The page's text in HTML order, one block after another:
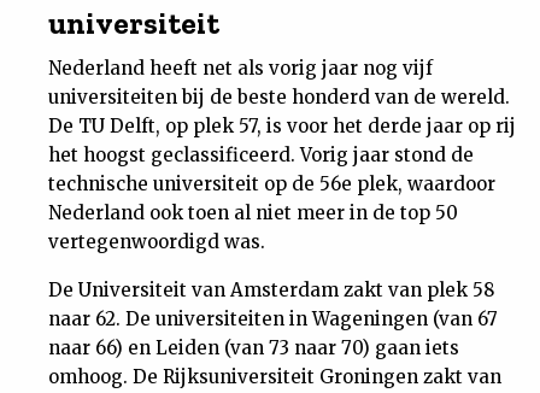
universiteit
Nederland heeft net als vorig jaar nog vijf
universiteiten bij de beste honderd van de wereld.
De TU Delft, op plek 57, is voor het derde jaar op rij
het hoogst geclassificeerd. Vorig jaar stond de
technische universiteit op de 56e plek, waardoor
Nederland ook toen al niet meer in de top 50
vertegenwoordigd was.
De Universiteit van Amsterdam zakt van plek 58
naar 62. De universiteiten in Wageningen (van 67
naar 66) en Leiden (van 73 naar 70) gaan iets
omhoog. De Rijksuniversiteit Groningen zakt van